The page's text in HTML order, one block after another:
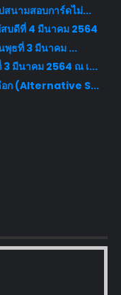
สนามสอบการ์ดไม่...
บดีที่ 4 มีนาคม 2564
พุธที่ 3 มีนาคม ...
มีนาคม 2564 ณ เ...
อก (Alternative S...